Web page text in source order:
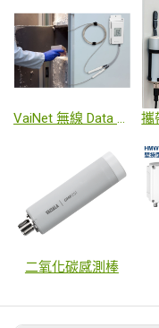
VaiNet 無線 Data Logger
二氧化碳感測棒